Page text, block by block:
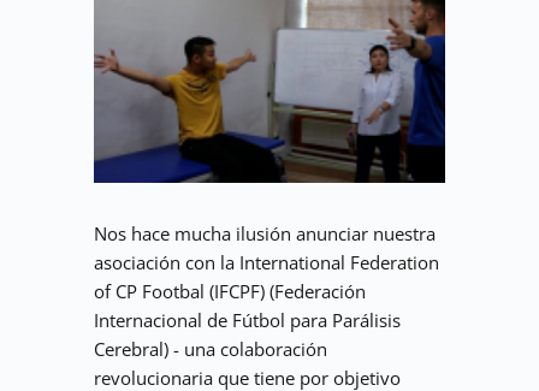
Nos hace mucha ilusión anunciar nuestra
asociación con la International Federation
of CP Footbal (IFCPF) (Federación
Internacional de Fútbol para Parálisis
Cerebral) - una colaboración
revolucionaria que tiene por objetivo